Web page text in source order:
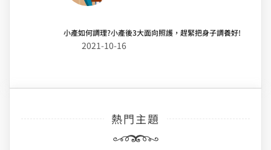
小產如何調理?小產後3大面向照護，趕緊把身子調養好!
2021-10-16
熱門主題